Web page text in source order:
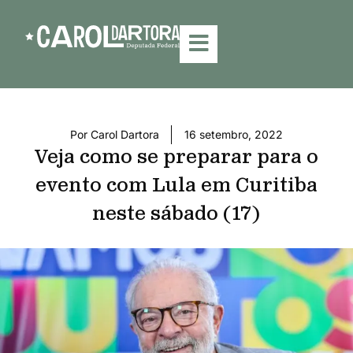
PorCarol Dartora 16 setembro, 2022
Veja como se preparar para o
evento com Lula em Curitiba
neste sábado (17)